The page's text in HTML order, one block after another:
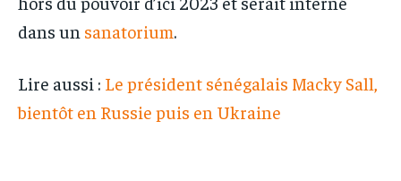
dans un sanatorium.
Lire aussi : Le président sénégalais Macky Sall,
bientôt en Russie puis en Ukraine